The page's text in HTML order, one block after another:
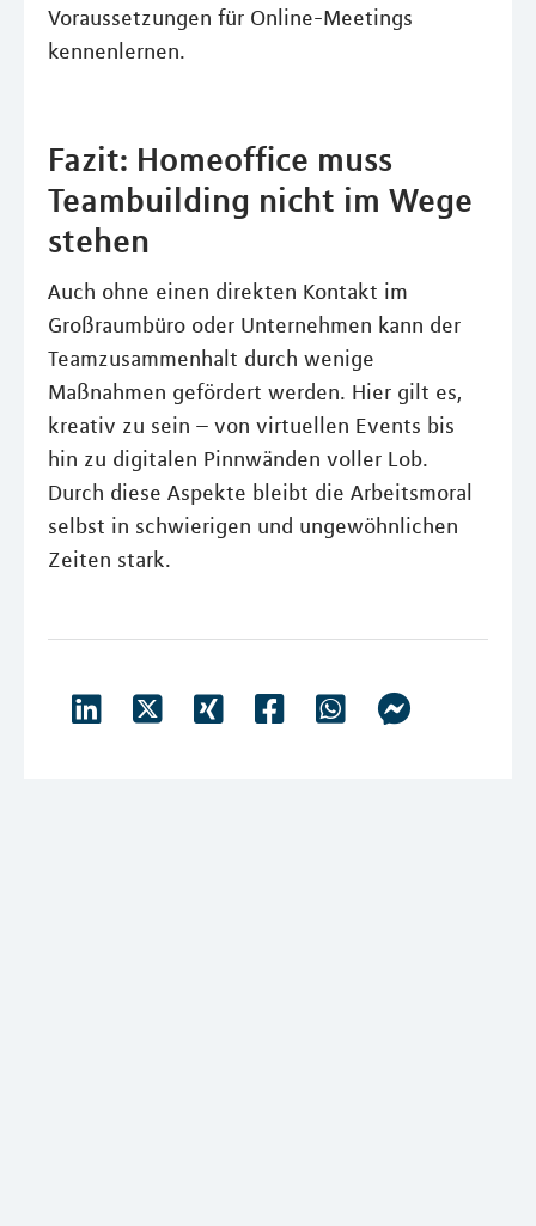
Voraussetzungen für Online-Meetings
kennenlernen.
Fazit: Homeoffice muss
Teambuilding nicht im Wege
stehen
Auch ohne einen direkten Kontakt im
Großraumbüro oder Unternehmen kann der
Teamzusammenhalt durch wenige
Maßnahmen gefördert werden. Hier gilt es,
kreativ zu sein – von virtuellen Events bis
hin zu digitalen Pinnwänden voller Lob.
Durch diese Aspekte bleibt die Arbeitsmoral
selbst in schwierigen und ungewöhnlichen
Zeiten stark.